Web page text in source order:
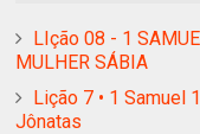
LIção 08 - 1
MULHER SÁBIA
Lição 7 • 1 Samuel
Jônatas